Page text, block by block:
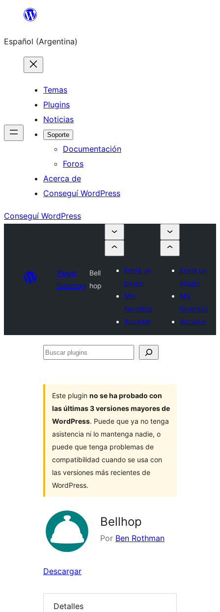
Saltar
contenido
Español (Argentina)
Temas
Plugins
Noticias
Soporte
Documentación
Foros
Acerca de
Conseguí WordPress
Conseguí WordPress
Plugin
Directory
Bell
hop
Enviá un
plugin
Mis
favoritos
Acceder
Enviá un
plugin
Mis
favoritos
Acceder
Buscar
Este plugin no se ha probado con
las últimas 3 versiones mayores de
WordPress. Puede que ya no tenga
asistencia ni lo mantenga nadie, o
puede que tenga problemas de
compatibilidad cuando se usa con
las versiones más recientes de
WordPress.
Bellhop
Por Ben Rothman
Descargar
Detalles